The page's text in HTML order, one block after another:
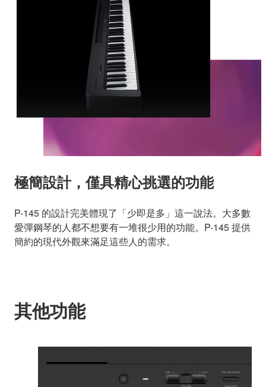
極簡設計，僅具精心挑選的功能
P-145 的設計完美體現了「少即是多」這一說法。大多數
愛彈鋼琴的人都不想要有一堆很少用的功能。P-145 提供
簡約的現代外觀來滿足這些人的需求。
其他功能